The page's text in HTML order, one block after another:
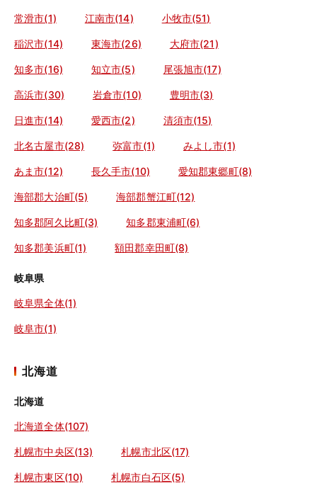
常滑市(1) 江南市(14) 小牧市(51)
稲沢市(14) 東海市(26) 大府市(21)
知多市(16) 知立市(5) 尾張旭市(17)
高浜市(30) 岩倉市(10) 豊明市(3)
日進市(14) 愛西市(2) 清須市(15)
北名古屋市(28) 弥富市(1) みよし市(1)
あま市(12) 長久手市(10) 愛知郡東郷町(8)
海部郡大治町(5) 海部郡蟹江町(12)
知多郡阿久比町(3) 知多郡東浦町(6)
知多郡美浜町(1) 額田郡幸田町(8)
岐阜県
岐阜県全体(1)
岐阜市(1)
北海道
北海道
北海道全体(107)
札幌市中央区(13) 札幌市北区(17)
札幌市東区(10) 札幌市白石区(5)